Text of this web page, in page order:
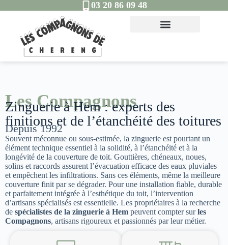
03 20 86 09 48
Les Compagnons
Zinguerie à Hem : experts des
finitions et de l’étanchéité des toitures
Depuis 1992
Souvent méconnue ou sous-estimée, la zinguerie est pourtant un
élément technique essentiel à la solidité, à l’étanchéité et à la
longévité de la couverture de toit. Gouttières, chéneaux, noues,
solins et raccords assurent l’évacuation efficace des eaux pluviales
et empêchent les infiltrations. Sans ces éléments, même la meilleure
couverture finit par se dégrader. Pour une installation fiable, durable
et parfaitement intégrée à l’esthétique du toit, l’intervention
d’artisans spécialisés est essentielle. Les propriétaires à la recherche
de spécialistes de la zinguerie à Hem peuvent compter surles
Compagnons, artisans rigoureux et passionnés par leur métier.